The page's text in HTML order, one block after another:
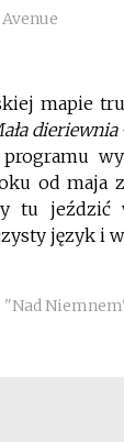
mapie
dieriewnia
od maja
tu
język i
"Nad